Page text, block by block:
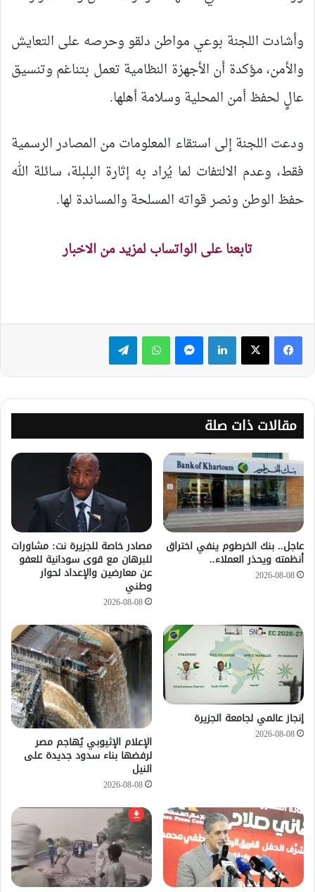
وأشادت اللجنة بوعي مواطن دلقو وحرصه على التعايش
والأمن، مؤكدة أن الأجهزة النظامية تعمل بتناغم وتنسيق
عالٍ لحفظ أمن المحلية وسلامة أهلها.
ودعت اللجنة إلى استقاء المعلومات من المصادر الرسمية
فقط، وعدم الالتفات لما يُراد به إثارة البلبلة، سائلة الله
حفظ الوطن ونصر قواته المسلحة والمساندة لها.
تابعنا على الواتساب لمزيد من الاخبار
لينكدإن ماسنجر واتساب تيلقرام
مقالات ذات صلة
عاجل.. بنك الخرطوم ينفي اختراق
أنظمته ويحذر العملاء..
2026-08-08
مصادر خاصة للجزيرة نت: مشاورات
للبرهان مع قوى سودانية للعفو
عن معارضين والإعداد لحوار
وطني
2026-08-08
إنجاز عالمي لجامعة الجزيرة
2026-08-08 الإعلام الإثيوبي يُهاجم مصر
لرفضها بناء سدود جديدة على
النيل
2026-08-08